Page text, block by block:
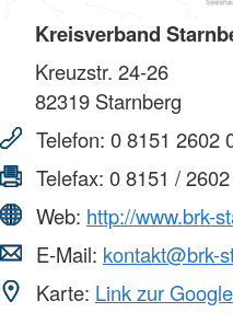
Kreisverband
Kreuzstr. 24-26
82319 Starnberg
Telefon: 0 8151 2602
Telefax: 0 8151 /
Web: http://www.brk-
E-Mail: kontakt@brk-
Karte: Link zur